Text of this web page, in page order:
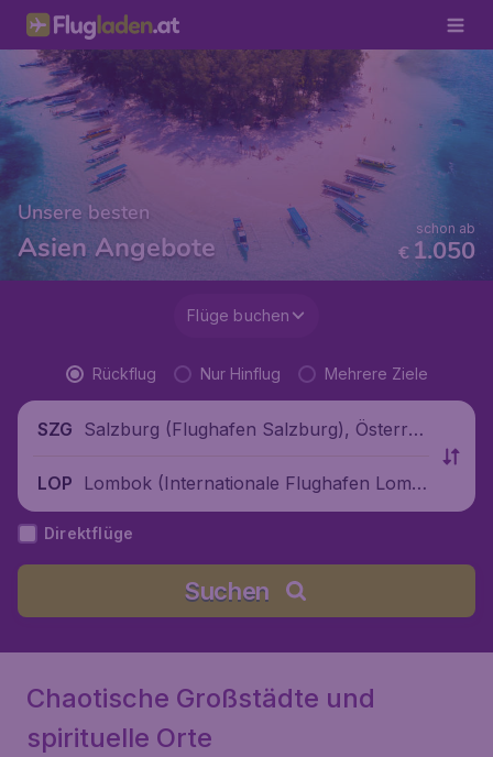
Unsere besten
Asien Angebote € 1.050
schon ab
Flüge buchen
Rückflug Nur Hinflug Mehrere Ziele
SZG Salzburg (Flughafen Salzburg), Österrei
LOP Lombok (Internationale Flughafen Lomb
ok), Indonesien
Direktflüge
Suchen
Chaotische Großstädte und
spirituelle Orte